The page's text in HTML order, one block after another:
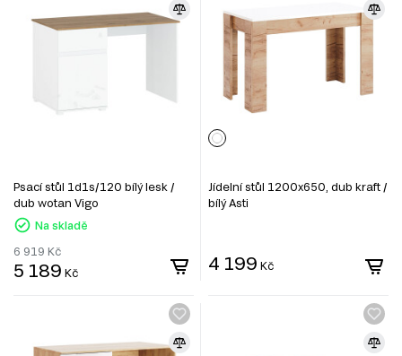
Psací stůl 1d1s/120 bílý lesk /
dub wotan Vigo
Na skladě
6 919 Kč
5 189 Kč
Jídelní stůl 1200x650, dub kraft /
bílý Asti
4 199 Kč